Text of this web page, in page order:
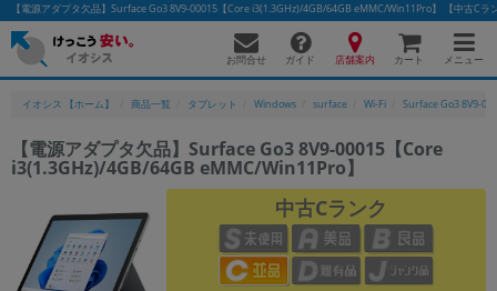
【電源アダプタ欠品】Surface Go3 8V9-00015【Core i3(1.3GHz)/4GB/64GB eMMC/Win11Pro】 【中古C
お問合せ ガイド 店舗案内 カート メニュー
イオシス 【ホーム】 商品一覧 タブレット Windows surface Wi-Fi Surface Go3 8V9-
【電源アダプタ欠品】Surface Go3 8V9-00015【Core
i3(1.3GHz)/4GB/64GB eMMC/Win11Pro】
中古Cランク
かんたんパソコン検索に切り替える
フリーワード